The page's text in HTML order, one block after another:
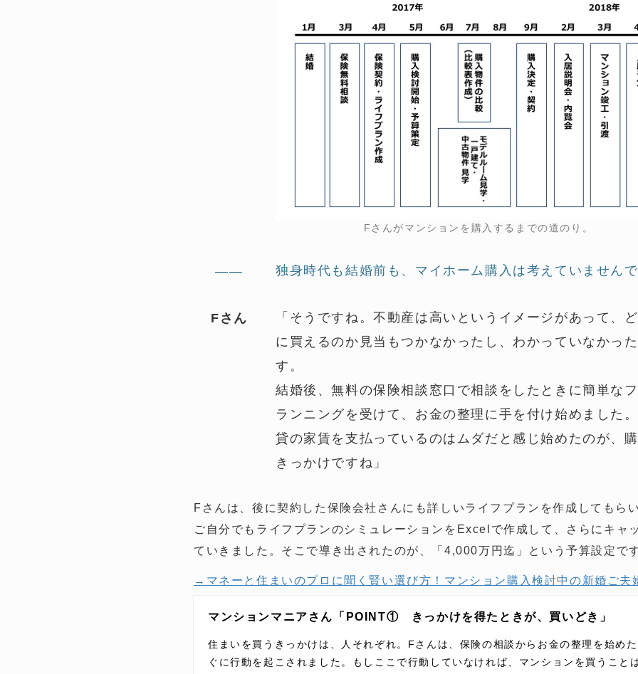
Fさんがマンションを購入するまでの道のり。
—— 独身時代も結婚前も、マイホーム購入は考えていません
Fさん
「そうですね。不動産は高いというイメージがあって、
に買えるのか見当もつかなかったし、わかっていなかっ
す。
結婚後、無料の保険相談窓口で相談をしたときに簡単な
ランニングを受けて、お金の整理に手を付け始めました
貸の家賃を支払っているのはムダだと感じ始めたのが、
きっかけですね」
Fさんは、後に契約した保険会社さんにも詳しいライフプランを作成してもら
ご自分でもライフプランのシミュレーションをExcelで作成して、さらにキャ
ていきました。そこで導き出されたのが、「4,000万円迄」という予算設定で
→マネーと住まいのプロに聞く賢い選び方！マンション購入検討中の新婚ご夫
マンションマニアさん「POINT① きっかけを得たときが、買いどき」
住まいを買うきっかけは、人それぞれ。Fさんは、保険の相談からお金の整理を始め
ぐに行動を起こされました。もしここで行動していなければ、マンションを買うこと